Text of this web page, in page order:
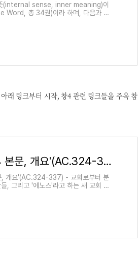
(internal sense, inner meaning)이
Word, 총 34권)이라 하며, 다음과 같
래 링크부터 시작, 창4 관련 링크들을 주욱 참
AC.324, '창4 본문, 개요'(AC.324-337) - 교회로부터 분리된 교리들 또는 이단들, 그리고 '에노스'라고
개요'(AC.324-337) - 교회로부터 분
, 그리고 '에노스'라고 하는 새 교회 창